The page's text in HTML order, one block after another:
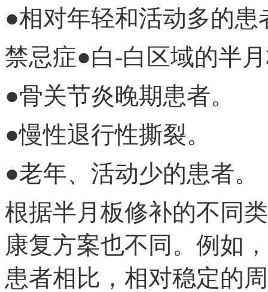
●相对年轻和活动多的患
禁忌症●白-白区域的半
●骨关节炎晚期患者。
●慢性退行性撕裂。
●老年、活动少的患者。
根据半月板修补的不同
康复方案也不同。例如
患者相比，相对稳定的